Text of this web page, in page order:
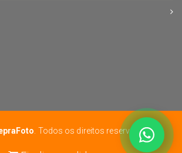
. Todos os direitos reservados.